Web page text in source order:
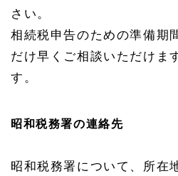
不動
産の
管轄
1
務
さい。
相続税申告のための準備期
だけ早くご相談いただけま
す。
昭和税務署の連絡先
昭和税務署について、所在